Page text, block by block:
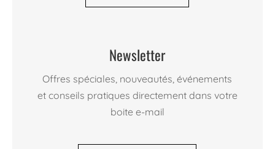
Newsletter
Offres spéciales, nouveautés, événements
et conseils pratiques directement dans votre
boite e-mail